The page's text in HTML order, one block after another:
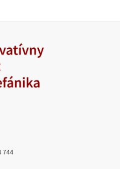
744